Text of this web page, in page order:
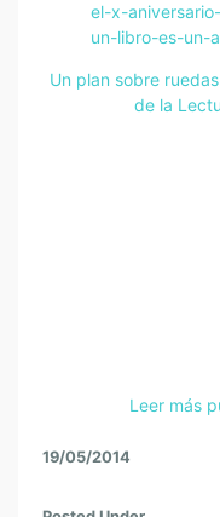
el-x-
un-libro-es-un-
Un plan sobre
de la
Leer más
19/05/2014